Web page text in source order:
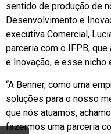
sentido de produção de
Desenvolvimento e
executiva Comercial,
parceria com o IFPB, que
e Inovação, e esse nicho
“A Benner, como uma
soluções para o nosso
que nós atuamos,
fazermos uma parceria